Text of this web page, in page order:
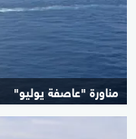
مناورة "عاصفة يوليو"